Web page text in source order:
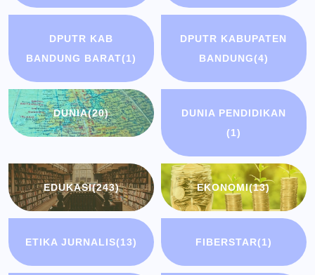
DPUTR KAB
BANDUNG BARAT(1)
DPUTR KABUPATEN
BANDUNG(4)
DUNIA(20)
DUNIA PENDIDIKAN
(1)
EDUKASI(243) EKONOMI(13)
ETIKA JURNALIS(13) FIBERSTAR(1)